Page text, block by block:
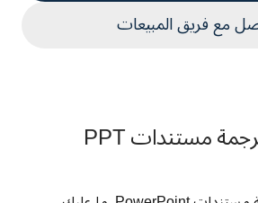
مع فريق المبيعات
ما الطريقة لترجمة مستندات PPT